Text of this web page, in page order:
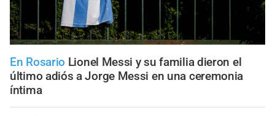
En Rosario Lionel Messi y su familia dieron el
último adiós a Jorge Messi en una ceremonia
íntima